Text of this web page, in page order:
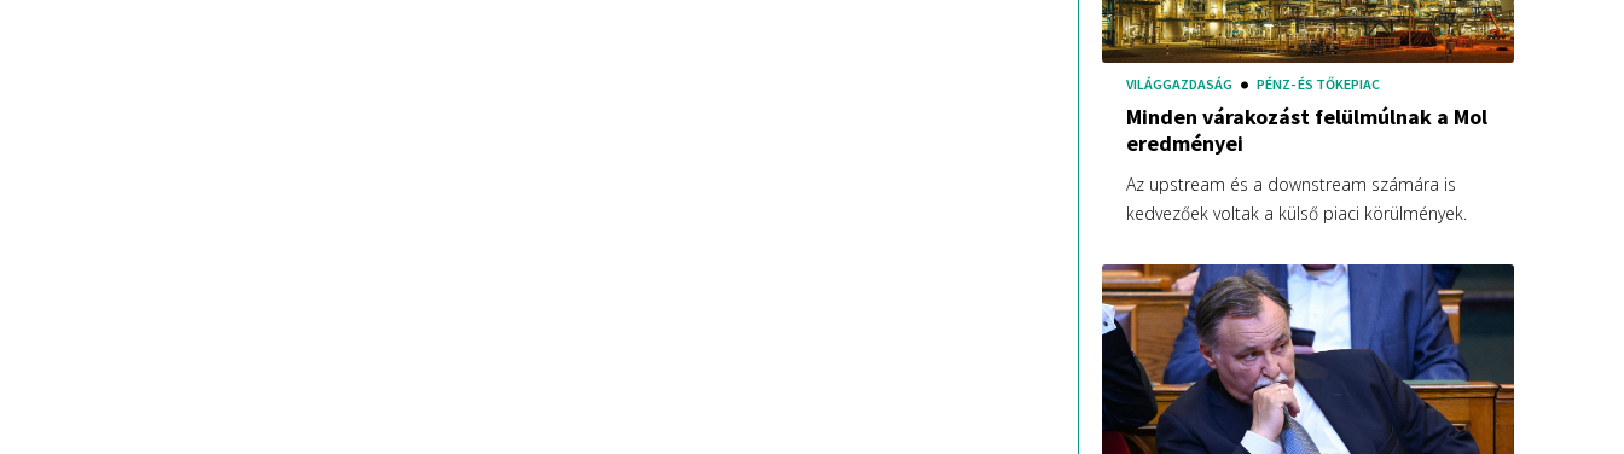
VILÁGGAZDASÁG PÉNZ- ÉS TŐKEPIAC
Minden várakozást felülmúlnak a Mol
eredményei
Az upstream és a downstream számára is
kedvezőek voltak a külső piaci körülmények.